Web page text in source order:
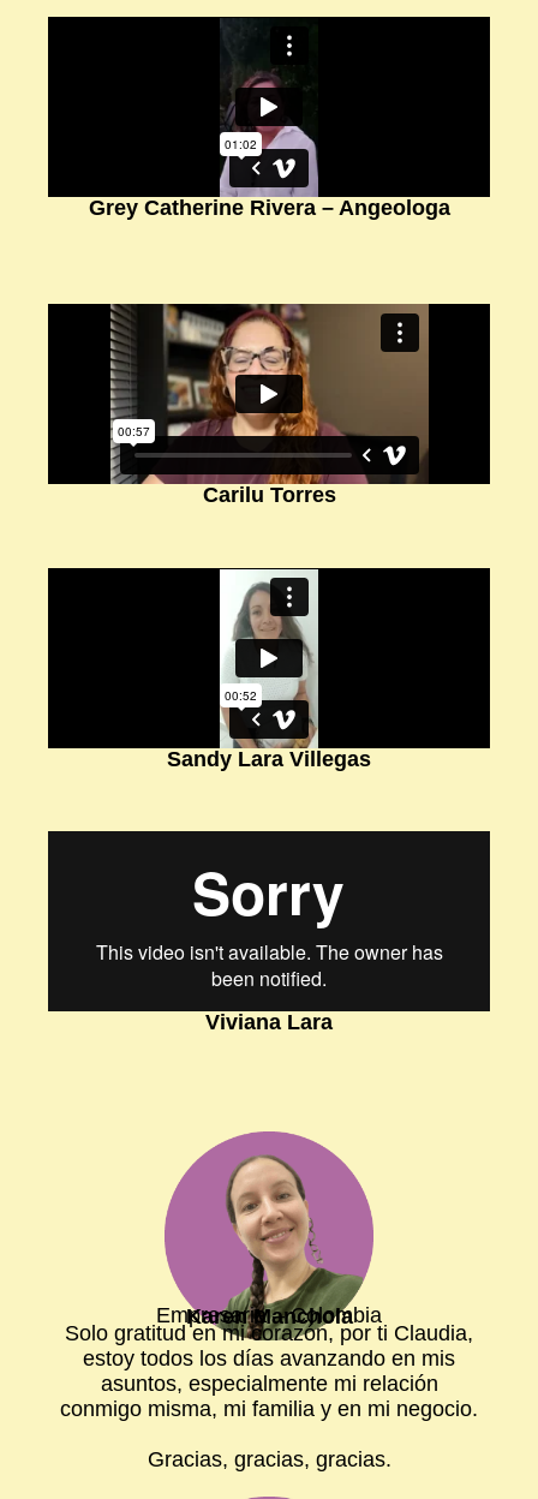
Grey Catherine Rivera – Angeologa
Carilu Torres
Sandy Lara Villegas
Viviana Lara
Karen Manchola
Empresaria – Colombia
Solo gratitud en mi corazón, por ti Claudia,
estoy todos los días avanzando en mis
asuntos, especialmente mi relación
conmigo misma, mi familia y en mi negocio.
Gracias, gracias, gracias.